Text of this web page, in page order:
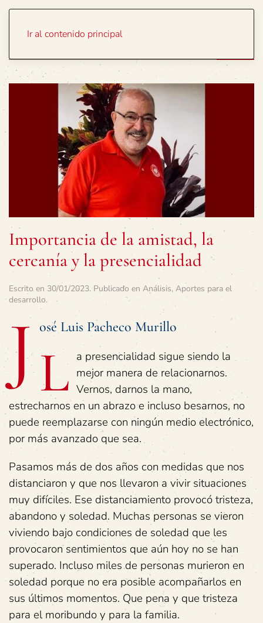
Ir al contenido principal
Importancia de la amistad, la
cercanía y la presencialidad
Escrito en 30/01/2023. Publicado en Análisis, Aportes para el
desarrollo.
J osé Luis Pacheco Murillo
L a presencialidad sigue siendo la
mejor manera de relacionarnos.
Vernos, darnos la mano,
estrecharnos en un abrazo e incluso besarnos, no
puede reemplazarse con ningún medio electrónico,
por más avanzado que sea.
Pasamos más de dos años con medidas que nos
distanciaron y que nos llevaron a vivir situaciones
muy difíciles. Ese distanciamiento provocó tristeza,
abandono y soledad. Muchas personas se vieron
viviendo bajo condiciones de soledad que les
provocaron sentimientos que aún hoy no se han
superado. Incluso miles de personas murieron en
soledad porque no era posible acompañarlos en
sus últimos momentos. Que pena y que tristeza
para el moribundo y para la familia.